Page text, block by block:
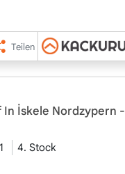
Teilen
In İskele Nordzypern -
4. Stock